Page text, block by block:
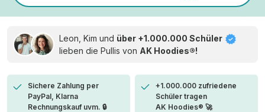
Leon, Kim und über +1.000.000 Schüler
lieben die Pullis von AK Hoodies®!
Sichere Zahlung per
PayPal, Klarna
Rechnungskauf uvm. 🔒
+1.000.000 zufriedene
Schüler tragen
AK Hoodies® 🚀